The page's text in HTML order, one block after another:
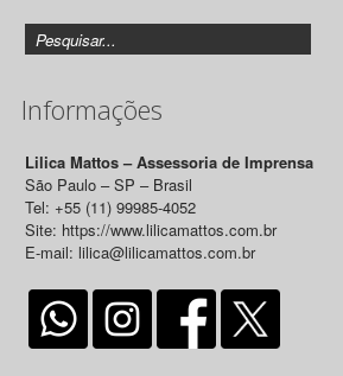
Informações
Lilica Mattos – Assessoria de Imprensa
São Paulo – SP – Brasil
Tel: +55 (11) 99985-4052
Site: https://www.lilicamattos.com.br
E-mail: lilica@lilicamattos.com.br